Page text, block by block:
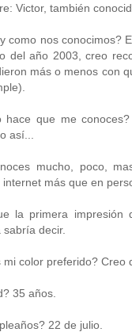
Victor, también
como nos conocimos?
del año 2003, creo
más o menos con
hace que me
así...
mucho, poco,
más que en
la primera impresión
decir.
color preferido? Creo
35 años.
22 de julio.